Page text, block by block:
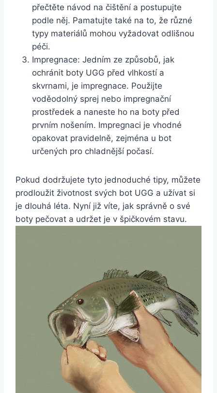
přečtěte⁣ návod na čištění a ⁢postupujte ​
podle něj. Pamatujte také na to, že různé
typy materiálů ⁣mohou vyžadovat odlišnou ​
péči.
Impregnace: ‍Jedním ⁣ze ⁣způsobů, jak
ochránit boty ‌UGG před vlhkostí a
skvrnami, je impregnace. Použijte
voděodolný sprej nebo impregnační
prostředek a naneste⁣ ho na boty před
prvním nošením. Impregnaci je vhodné
opakovat⁤ pravidelně, zejména ⁢u bot
určených pro chladnější počasí.
Pokud dodržujete tyto jednoduché tipy, můžete
prodloužit⁢ životnost svých bot UGG a ⁢užívat si ​
je dlouhá léta. Nyní již víte,‌ jak správně ‌o své
‍boty pečovat a udržet je v špičkovém ‍stavu.